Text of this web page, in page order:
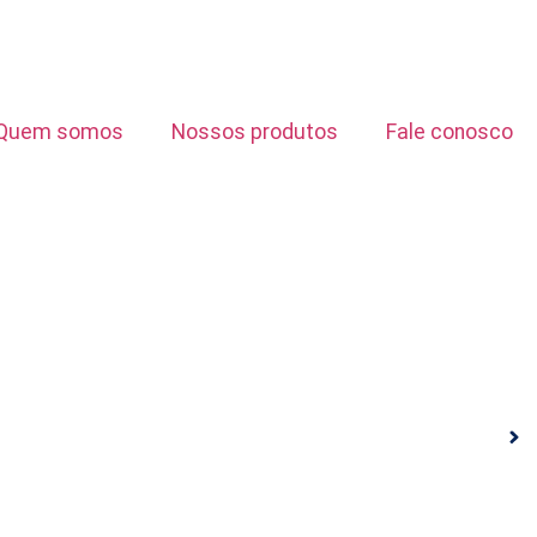
somos Nossos produtos Fale conosco